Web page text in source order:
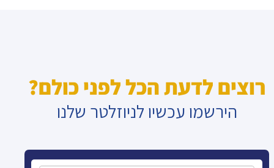
רוצים לדעת הכל לפני כולם?
הירשמו עכשיו לניוזלטר שלנו